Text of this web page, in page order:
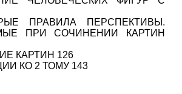
ПРАВИЛА ПЕРСПЕКТИВЫ.
ПРИ СОЧИНЕНИИ КАРТИН
КАРТИН 126
КО 2 ТОМУ 143